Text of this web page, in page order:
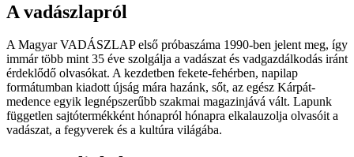
A vadászlapról
A Magyar VADÁSZLAP első próbaszáma 1990-ben jelent meg, így
immár több mint 35 éve szolgálja a vadászat és vadgazdálkodás iránt
érdeklődő olvasókat. A kezdetben fekete-fehérben, napilap
formátumban kiadott újság mára hazánk, sőt, az egész Kárpát-
medence egyik legnépszerűbb szakmai magazinjává vált. Lapunk
független sajtótermékként hónapról hónapra elkalauzolja olvasóit a
vadászat, a fegyverek és a kultúra világába.